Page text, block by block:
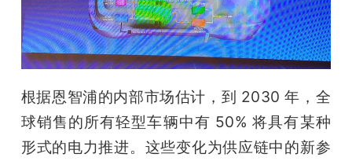
根据恩智浦的内部市场估计，到 2030 年，全
球销售的所有轻型车辆中有 50% 将具有某种
形式的电力推进。这些变化为供应链中的新参